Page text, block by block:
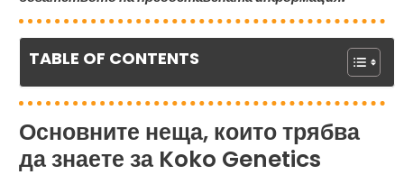
TABLE OF CONTENTS
Основните неща, които трябва
да знаете за Koko Genetics